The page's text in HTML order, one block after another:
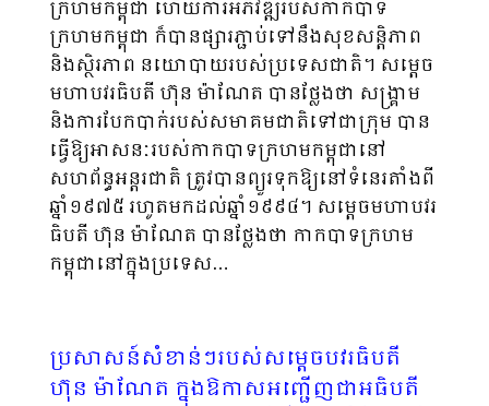
ក្រហមកម្ពុជា ហើយការអភិវឌ្ឍរបស់កាកបាទ
ក្រហមកម្ពុជា ក៏បានផ្សារភ្ជាប់ទៅនឹងសុខសន្តិភាព
និងស្ថិរភាព នយោបាយរបស់ប្រទេសជាតិ។ សម្តេច
មហាបវរធិបតី ហ៊ុន ម៉ាណែត បានថ្លែងថា សង្គ្រាម
និងការបែកបាក់របស់សមាគមជាតិទៅជាក្រុម បាន
ធ្វើឱ្យអាសនៈរបស់កាកបាទក្រហមកម្ពុជានៅ
សហព័ន្ធអន្តរជាតិ ត្រូវបានព្យួរទុកឱ្យនៅទំនេរតាំងពី
ឆ្នាំ១៩៧៥ រហូតមកដល់ឆ្នាំ១៩៩៤។ សម្តេចមហាបវរ
ធិបតី ហ៊ុន ម៉ាណែត បានថ្លែងថា កាកបាទក្រហម
កម្ពុជានៅក្នុងប្រទេស…
ប្រសាសន៍សំខាន់ៗរប​ស់សម្ដេចបវរធិបតី
ហ៊ុន ម៉ាណែត ក្នុងឱកាសអញ្ជើញជាអធិបតី